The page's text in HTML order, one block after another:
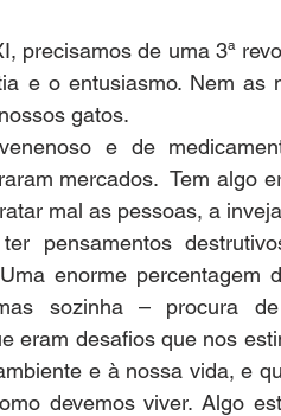
precisamos de uma 3ª
e o entusiasmo. Nem as
gatos.
e de
mercados.  Tem algo
mal as pessoas, a
pensamentos
enorme percentagem
sozinha – procura
eram desafios que nos
e à nossa vida, e
devemos viver. Algo